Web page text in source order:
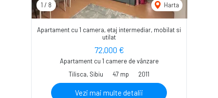
1 / 8 Harta
Apartament cu 1 camera, etaj intermediar, mobilat si
utilat
72,000 €
Apartament cu 1 camere de vânzare
Tilisca, Sibiu
47 mp 2011
Vezi mai multe detalii